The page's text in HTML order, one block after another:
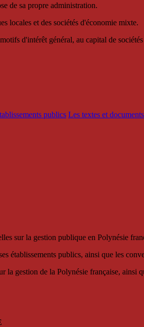
de sa propre administration.
locales et des sociétés d'économie mixte.
d'intérêt général, au capital de
publics Les textes et
sur la gestion publique en Polynésie
établissements publics, ainsi que les
la gestion de la Polynésie française, ainsi